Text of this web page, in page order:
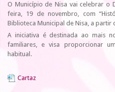
O Município de Nisa vai celebrar o
feira, 19 de novembro, com
Biblioteca Municipal de Nisa, a partir
A iniciativa é destinada ao mais
familiares, e visa proporcionar
habitual.
Cartaz